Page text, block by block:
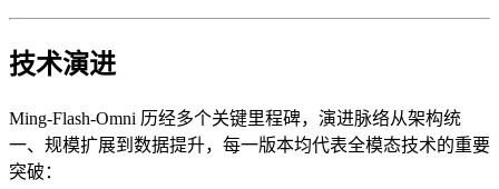
技术演进
Ming-Flash-Omni 历经多个关键里程碑，演进脉络从架构统
一、规模扩展到数据提升，每一版本均代表全模态技术的重要
突破：